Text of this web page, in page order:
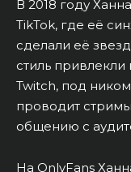
В 2018 году
TikTok, где её
сделали её
стиль
Twitch, под
проводит
общению с
На OnlyFans